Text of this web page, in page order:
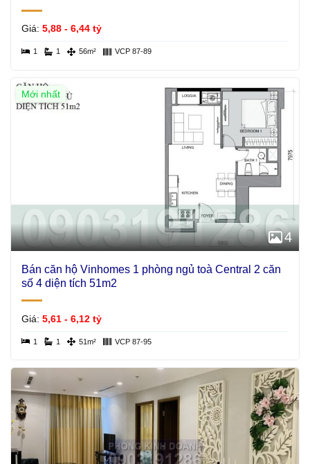
Giá: 5,88 - 6,44 tỷ
1 1 56m² VCP 87-89
Mới nhất
4
Bán căn hộ Vinhomes 1 phòng ngủ toà Central 2 căn
số 4 diện tích 51m2
Giá: 5,61 - 6,12 tỷ
1 1 51m² VCP 87-95